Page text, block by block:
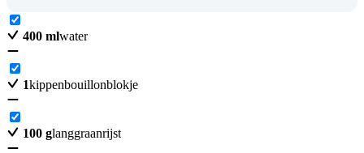
400 mlwater
1kippenbouillonblokje
100 glanggraanrijst